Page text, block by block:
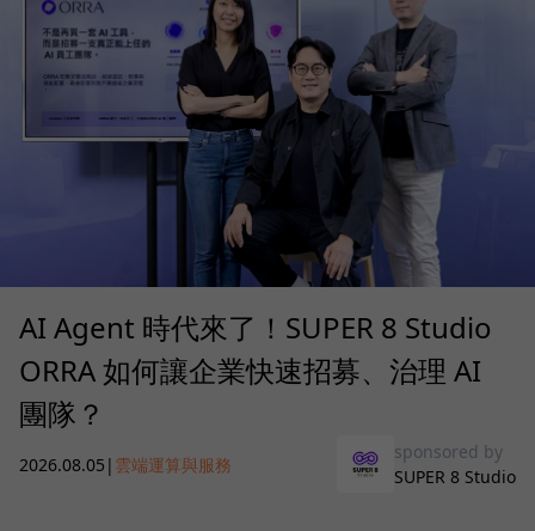
AI Agent 時代來了！SUPER 8 Studio
ORRA 如何讓企業快速招募、治理 AI
團隊？
2026.08.05 | 雲端運算與服務
sponsored by
SUPER 8 Studio